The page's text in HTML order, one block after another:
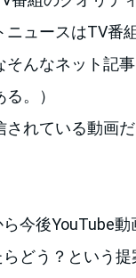
ニュースはTV番
そんなネット記
。）
されている動画
今後YouTube
どう？という